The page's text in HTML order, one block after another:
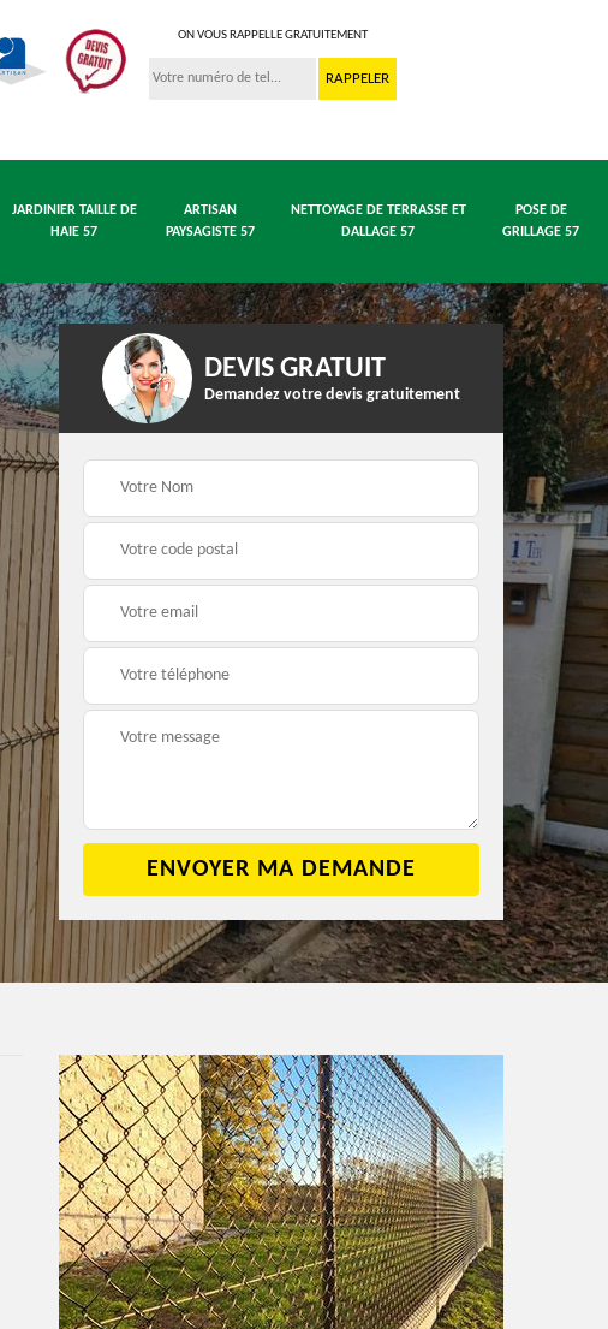
ON VOUS RAPPELLE GRATUITEMENT
JARDINIER TAILLE DE
HAIE 57
ARTISAN
PAYSAGISTE 57
NETTOYAGE DE TERRASSE ET
DALLAGE 57
POSE DE
GRILLAGE 57
en
57
Entreprise abattage
arbre 57
DEVIS GRATUIT
Demandez votre devis gratuitement